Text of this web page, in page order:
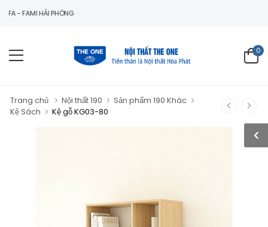
HẢI PHÒNG
0
Trang chủ Nội thất 190
Sản phẩm 190 Khác
Kệ Sách
Kệ gỗ KG03-80